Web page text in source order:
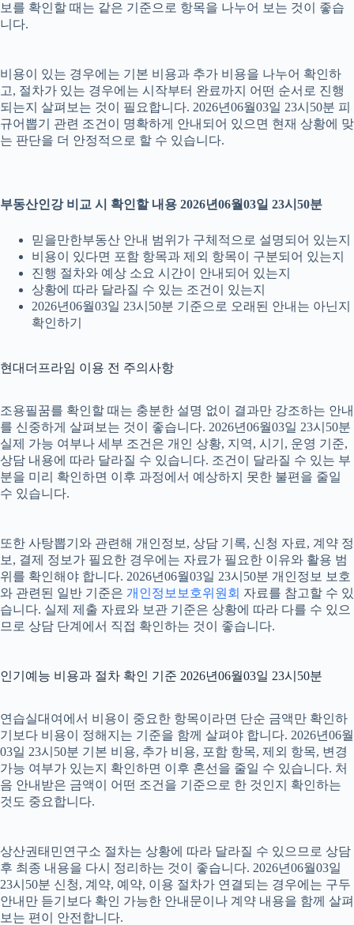
보를 확인할 때는 같은 기준으로 항목을 나누어 보는 것이 좋습
니다.
비용이 있는 경우에는 기본 비용과 추가 비용을 나누어 확인하
고, 절차가 있는 경우에는 시작부터 완료까지 어떤 순서로 진행
되는지 살펴보는 것이 필요합니다. 2026년06월03일 23시50분 피
규어뽑기 관련 조건이 명확하게 안내되어 있으면 현재 상황에 맞
는 판단을 더 안정적으로 할 수 있습니다.
부동산인강 비교 시 확인할 내용 2026년06월03일 23시50분
믿을만한부동산 안내 범위가 구체적으로 설명되어 있는지
비용이 있다면 포함 항목과 제외 항목이 구분되어 있는지
진행 절차와 예상 소요 시간이 안내되어 있는지
상황에 따라 달라질 수 있는 조건이 있는지
2026년06월03일 23시50분 기준으로 오래된 안내는 아닌지
확인하기
현대더프라임 이용 전 주의사항
조용필꿈를 확인할 때는 충분한 설명 없이 결과만 강조하는 안내
를 신중하게 살펴보는 것이 좋습니다. 2026년06월03일 23시50분
실제 가능 여부나 세부 조건은 개인 상황, 지역, 시기, 운영 기준,
상담 내용에 따라 달라질 수 있습니다. 조건이 달라질 수 있는 부
분을 미리 확인하면 이후 과정에서 예상하지 못한 불편을 줄일
수 있습니다.
또한 사탕뽑기와 관련해 개인정보, 상담 기록, 신청 자료, 계약 정
보, 결제 정보가 필요한 경우에는 자료가 필요한 이유와 활용 범
위를 확인해야 합니다. 2026년06월03일 23시50분 개인정보 보호
와 관련된 일반 기준은 개인정보보호위원회 자료를 참고할 수 있
습니다. 실제 제출 자료와 보관 기준은 상황에 따라 다를 수 있으
므로 상담 단계에서 직접 확인하는 것이 좋습니다.
인기예능 비용과 절차 확인 기준 2026년06월03일 23시50분
연습실대여에서 비용이 중요한 항목이라면 단순 금액만 확인하
기보다 비용이 정해지는 기준을 함께 살펴야 합니다. 2026년06월
03일 23시50분 기본 비용, 추가 비용, 포함 항목, 제외 항목, 변경
가능 여부가 있는지 확인하면 이후 혼선을 줄일 수 있습니다. 처
음 안내받은 금액이 어떤 조건을 기준으로 한 것인지 확인하는
것도 중요합니다.
상산권태민연구소 절차는 상황에 따라 달라질 수 있으므로 상담
후 최종 내용을 다시 정리하는 것이 좋습니다. 2026년06월03일
23시50분 신청, 계약, 예약, 이용 절차가 연결되는 경우에는 구두
안내만 듣기보다 확인 가능한 안내문이나 계약 내용을 함께 살펴
보는 편이 안전합니다.